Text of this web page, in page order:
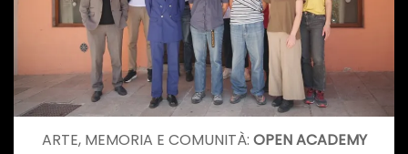
ARTE, MEMORIA E COMUNITÀ: OPEN ACADEMY